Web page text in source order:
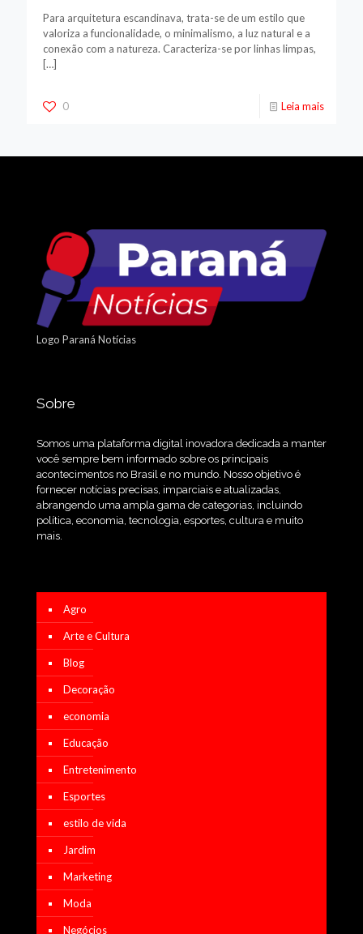
Para arquitetura escandinava, trata-se de um estilo que
valoriza a funcionalidade, o minimalismo, a luz natural e a
conexão com a natureza. Caracteriza-se por linhas limpas,
[…]
0 Leia mais
Logo Paraná Notícias
Sobre
Somos uma plataforma digital inovadora dedicada a manter
você sempre bem informado sobre os principais
acontecimentos no Brasil e no mundo. Nosso objetivo é
fornecer notícias precisas, imparciais e atualizadas,
abrangendo uma ampla gama de categorias, incluindo
política, economia, tecnologia, esportes, cultura e muito
mais.
Agro
Arte e Cultura
Blog
Decoração
economia
Educação
Entretenimento
Esportes
estilo de vida
Jardim
Marketing
Moda
Negócios